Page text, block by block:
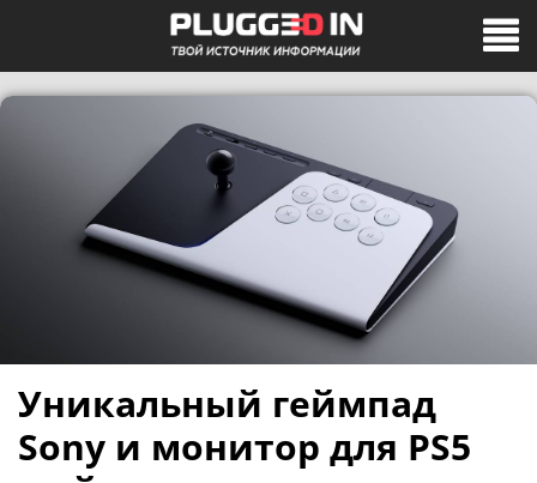
Уникальный геймпад
Sony и монитор для PS5